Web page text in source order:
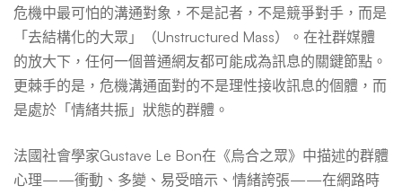
危機中最可怕的溝通對象，不是記者，不是競爭對手，而是
「去結構化的大眾」（Unstructured Mass）。在社群媒體
的放大下，任何一個普通網友都可能成為訊息的關鍵節點。
更棘手的是，危機溝通面對的不是理性接收訊息的個體，而
是處於「情緒共振」狀態的群體。
法國社會學家Gustave Le Bon在《烏合之眾》中描述的群體
心理——衝動、多變、易受暗示、情緒誇張——在網路時